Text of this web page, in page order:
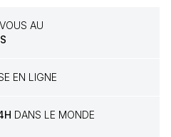
AU
EN LIGNE
DANS LE MONDE